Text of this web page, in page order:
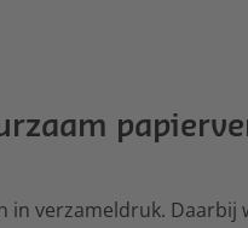
in verzameldruk. Daarbij